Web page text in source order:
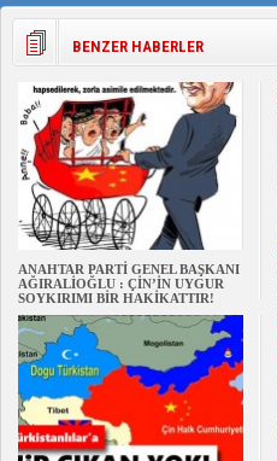
BENZER HABERLER
ANAHTAR PARTİ GENEL BAŞKANI
AĞIRALİOĞLU : ÇİN’İN UYGUR
SOYKIRIMI BİR HAKİKATTIR!